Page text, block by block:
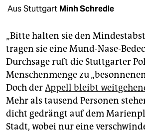
shop
unterstützen
abo
genossenschaft
epaper login
Aus Stuttgart Minh Schredle
„Bitte halten sie den
tragen sie eine Mund-Nase-
Durchsage ruft die Stuttgarter
Menschenmenge zu
Doch derAppell bleibt
Mehr als tausend Personen
dicht gedrängt auf dem
Stadt, wobei nur eine